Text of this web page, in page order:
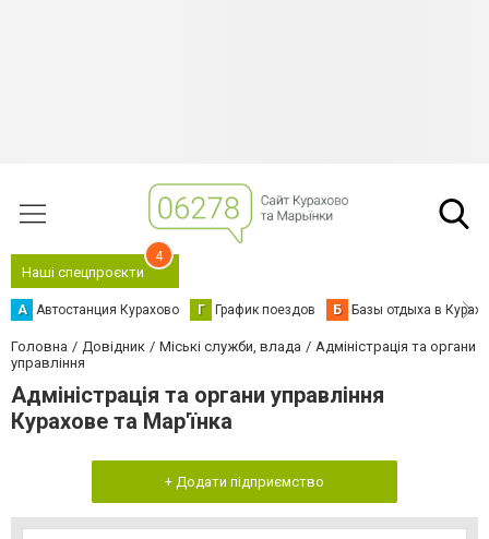
Наші спецпроєкти
4
А Автостанция Курахово Г График поездов Б Базы отдыха в
Головна Довідник Міські служби, влада
Адміністрація та органи
управління
Адміністрація та органи управління
Курахове та Мар'їнка
+ Додати підприємство